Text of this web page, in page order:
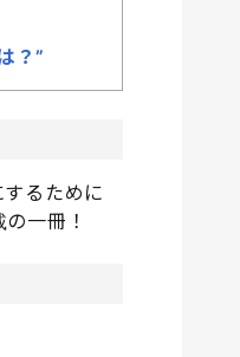
？”
るために
一冊！